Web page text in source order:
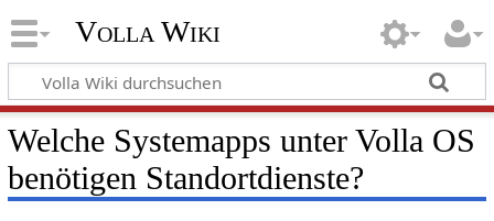
Volla Wiki
Welche Systemapps unter Volla OS
benötigen Standortdienste?